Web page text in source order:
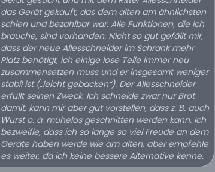
das Gerät gekauft, das dem alten am ähnlichsten
schien und bezahlbar war. Alle Funktionen, die ich
brauche, sind vorhanden. Nicht so gut gefällt mir,
dass der neue Allesschneider im Schrank mehr
Platz benötigt, ich einige lose Teile immer neu
zusammensetzen muss und er insgesamt weniger
stabil ist („leicht gebacken“). Der Allesschneider
erfüllt seinen Zweck. Ich schneide zwar nur Brot
damit, kann mir aber gut vorstellen, dass z. B. auch
Wurst o. ä. mühelos geschnitten werden kann. Ich
bezweifle, dass ich so lange so viel Freude an dem
Geräte haben werde wie am alten, aber empfehle
es weiter, da ich keine bessere Alternative kenne.